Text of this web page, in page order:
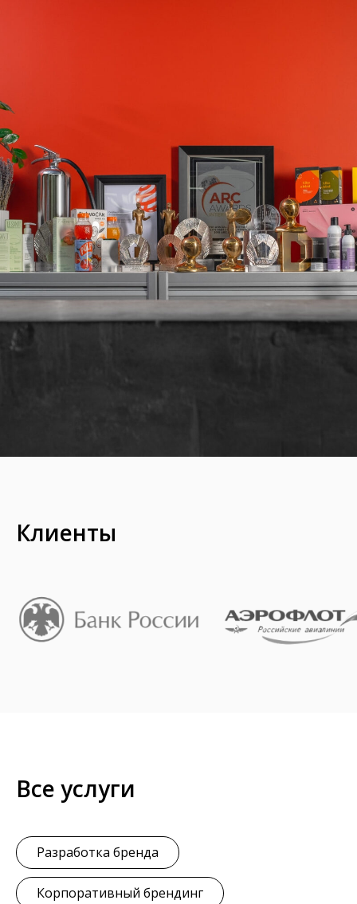
Клиенты
Все услуги
Разработка бренда
Корпоративный брендинг